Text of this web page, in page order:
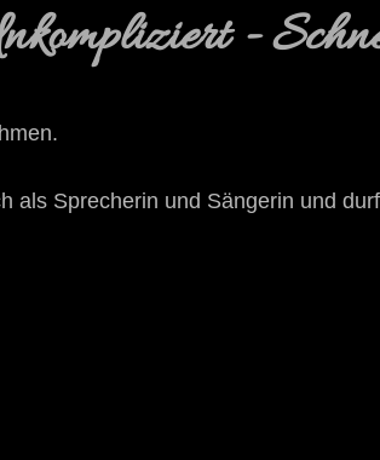
-
als Sprecherin und Sängerin und